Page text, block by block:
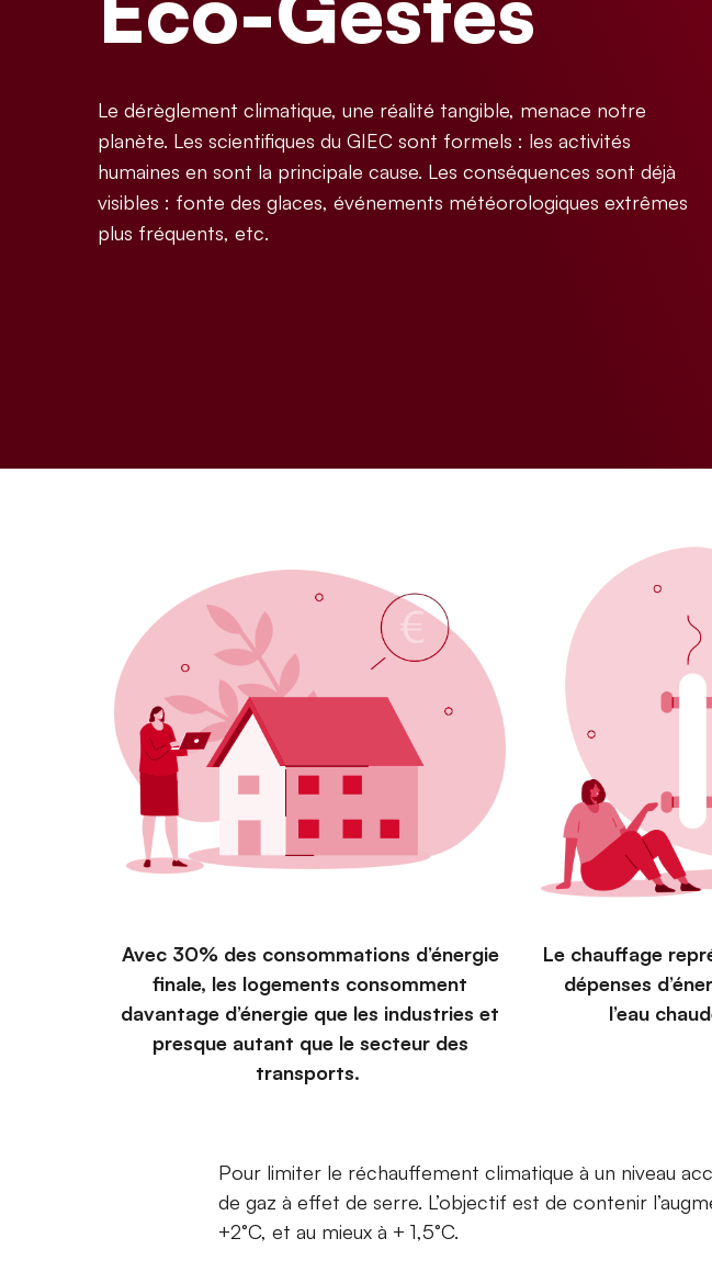
Le dérèglement climatique, une réalité tangible, menace notre
planète. Les scientifiques du GIEC sont formels : les activités
humaines en sont la principale cause. Les conséquences sont déjà
visibles : fonte des glaces, événements météorologiques extrêmes
plus fréquents, etc.
Avec 30% des consommations d’énergie
finale, les logements consomment
davantage d’énergie que les industries et
presque autant que le secteur des
transports.
Le chauffage
dépenses
l’eau
Pour limiter le réchauffement climatique à un niveau
de gaz à effet de serre. L’objectif est de contenir
+2°C, et au mieux à + 1,5°C.